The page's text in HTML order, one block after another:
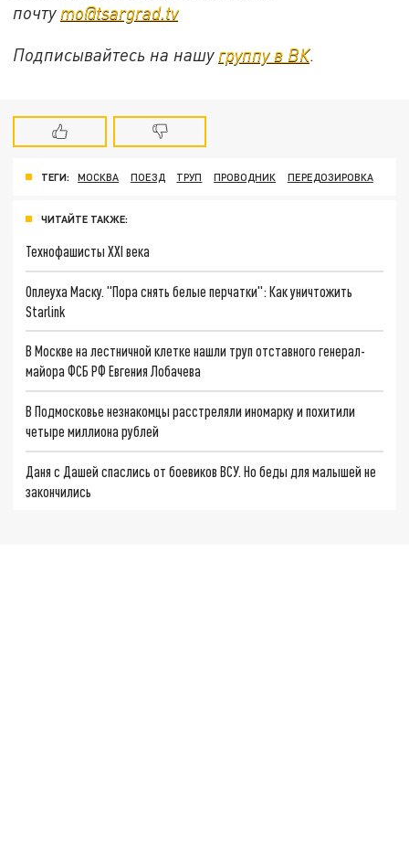
почту mo@tsargrad.tv
Подписывайтесь на нашу группу в ВК.
ТЕГИ: МОСКВА ПОЕЗД ТРУП ПРОВОДНИК ПЕРЕДОЗИРОВКА
ЧИТАЙТЕ ТАКЖЕ:
Технофашисты XXI века
Оплеуха Маску. "Пора снять белые перчатки": Как уничтожить
Starlink
В Москве на лестничной клетке нашли труп отставного генерал-
майора ФСБ РФ Евгения Лобачева
В Подмосковье незнакомцы расстреляли иномарку и похитили
четыре миллиона рублей
Даня с Дашей спаслись от боевиков ВСУ. Но беды для малышей не
закончились